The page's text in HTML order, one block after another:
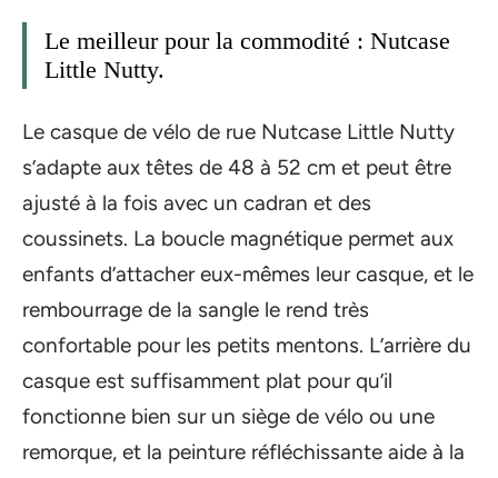
Le meilleur pour la commodité : Nutcase
Little Nutty.
Le casque de vélo de rue Nutcase Little Nutty
s’adapte aux têtes de 48 à 52 cm et peut être
ajusté à la fois avec un cadran et des
coussinets. La boucle magnétique permet aux
enfants d’attacher eux-mêmes leur casque, et le
rembourrage de la sangle le rend très
confortable pour les petits mentons. L’arrière du
casque est suffisamment plat pour qu’il
fonctionne bien sur un siège de vélo ou une
remorque, et la peinture réfléchissante aide à la